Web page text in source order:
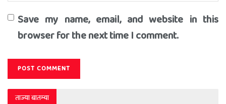
Save my name, email, and website in this
browser for the next time I comment.
ताज्या बातम्या